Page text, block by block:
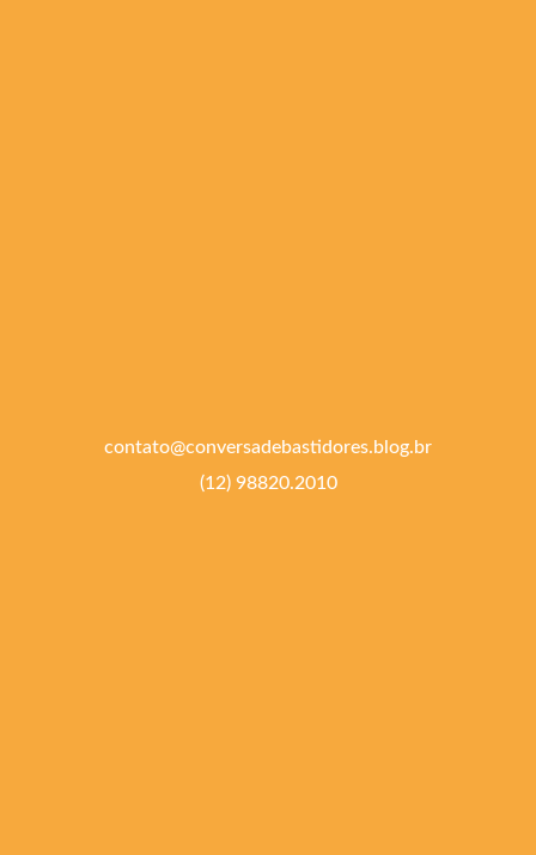
contato@conversadebastidores.blog.br
(12) 98820.2010